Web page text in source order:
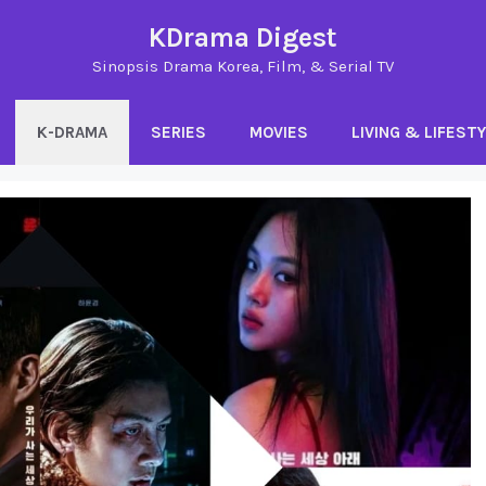
KDrama Digest
Sinopsis Drama Korea, Film, & Serial TV
K-DRAMA SERIES MOVIES LIVING &